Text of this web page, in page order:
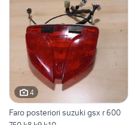
4
Faro posteriori suzuki gsx r 600